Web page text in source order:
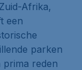
Afrika,
een
parken
prima reden